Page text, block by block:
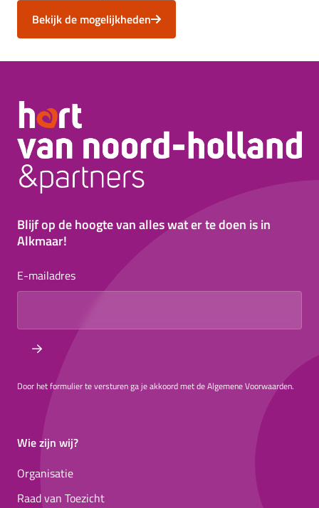
Bekijk de mogelijkheden
Blijf op de hoogte van alles wat er te doen is in
Alkmaar!
E-mailadres
Door het formulier te versturen ga je akkoord met de Algemene Voorwaarden.
Wie zijn wij?
Organisatie
Raad van Toezicht